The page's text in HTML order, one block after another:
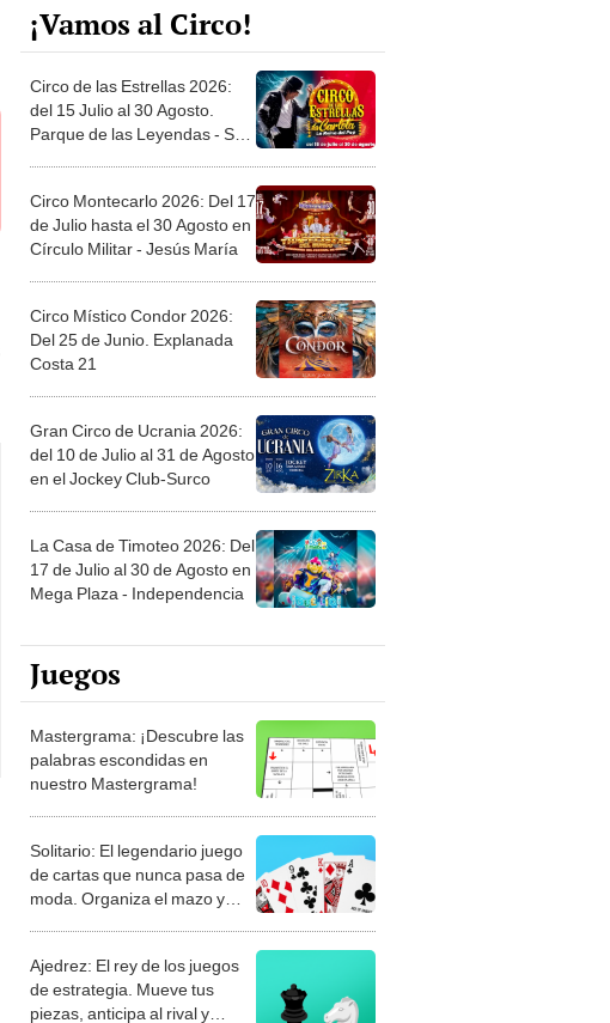
¡Vamos al Circo!
Circo de las Estrellas 2026:
del 15 Julio al 30 Agosto.
Parque de las Leyendas - San
Circo Montecarlo 2026: Del 17
de Julio hasta el 30 Agosto en
Círculo Militar - Jesús María
Circo Místico Condor 2026:
Del 25 de Junio. Explanada
Costa 21
Gran Circo de Ucrania 2026:
del 10 de Julio al 31 de Agosto
en el Jockey Club-Surco
La Casa de Timoteo 2026: Del
17 de Julio al 30 de Agosto en
Mega Plaza - Independencia
Juegos
Mastergrama: ¡Descubre las
palabras escondidas en
nuestro Mastergrama!
Solitario: El legendario juego
de cartas que nunca pasa de
moda. Organiza el mazo y
Ajedrez: El rey de los juegos
de estrategia. Mueve tus
piezas, anticipa al rival y